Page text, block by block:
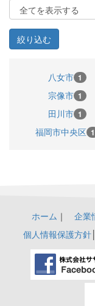
八女市 1
宗像市 1
田川市 1
福岡市中央区 1
ホーム ｜ 企業
個人情報保護方針│